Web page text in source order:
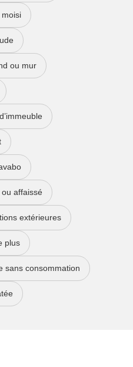
ou mur
ou affaissé
extérieures
plus
sans consommation